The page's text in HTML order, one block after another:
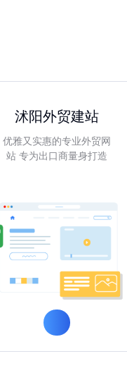
沭阳外贸建站
优雅又实惠的专业外贸网
站 专为出口商量身打造